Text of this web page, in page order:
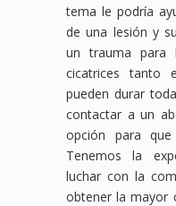
tema le podría
de una lesión y
un trauma para
cicatrices tanto
pueden durar
contactar a un
opción para
Tenemos la
luchar con la
obtener la mayor